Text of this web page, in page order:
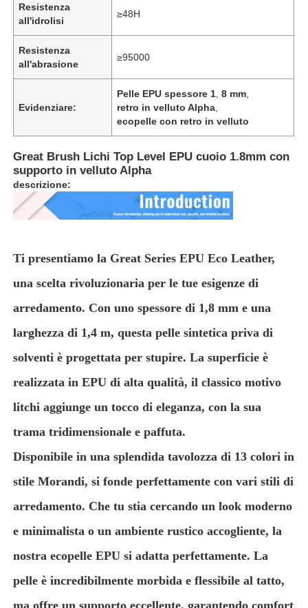
Casa
Su di noi
Visita alla fabbrica
Controllo Qualità
Notizie
Casi
Materiale del divano in pelle
Resistenza
all'idrolisi
≥48H
Resistenza
all'abrasione
≥95000
Evidenziare:
Pelle EPU spessore 1 ,8 mm
retro in velluto Alpha
ecopelle con retro in velluto
Great Brush Lichi Top Level EPU cuoio 1.8mm con
supporto in velluto Alpha
descrizione:
Ti presentiamo la Great Series EPU Eco Leather,
una scelta rivoluzionaria per le tue esigenze di
arredamento. Con uno spessore di 1,8 mm e una
larghezza di 1,4 m, questa pelle sintetica priva di
solventi è progettata per stupire. La superficie è
realizzata in EPU di alta qualità, il classico motivo
litchi aggiunge un tocco di eleganza, con la sua
trama tridimensionale e paffuta.
Disponibile in una splendida tavolozza di 13 colori in
stile Morandi, si fonde perfettamente con vari stili di
arredamento. Che tu stia cercando un look moderno
e minimalista o un ambiente rustico accogliente, la
nostra ecopelle EPU si adatta perfettamente. La
pelle è incredibilmente morbida e flessibile al tatto,
ma offre un supporto eccellente, garantendo comfort